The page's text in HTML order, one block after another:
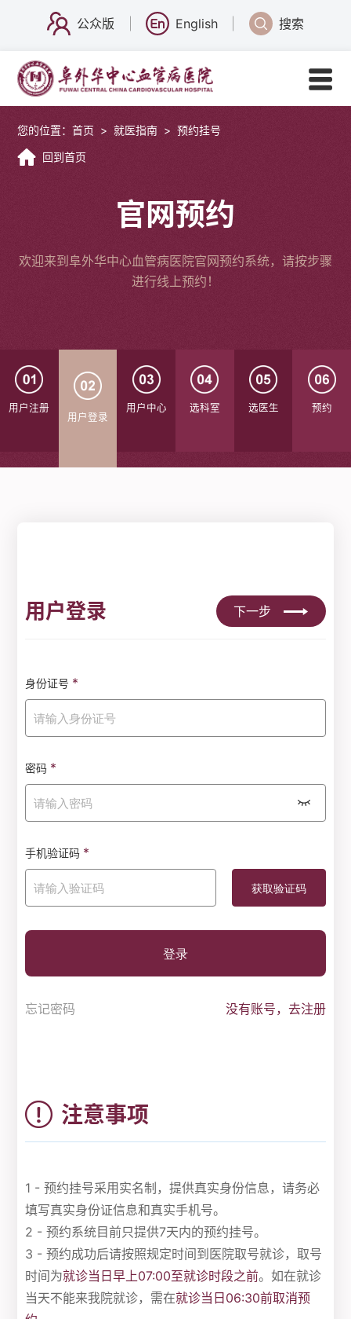
公众版 English 搜索
您的位置：首页 > 就医指南 > 预约挂号
回到首页
官网预约
欢迎来到阜外华中心血管病医院官网预约系统，请按步骤
进行线上预约！
用户注册
用户登录
用户中心 选科室 选医生 预约
用户登录 下一步
身份证号 *
密码 *
手机验证码 *
登录
忘记密码 没有账号，去注册
注意事项
1 - 预约挂号采用实名制，提供真实身份信息，请务必
填写真实身份证信息和真实手机号。
2 - 预约系统目前只提供7天内的预约挂号。
3 - 预约成功后请按照规定时间到医院取号就诊，取号
时间为就诊当日早上07:00至就诊时段之前。如在就诊
当天不能来我院就诊，需在就诊当日06:30前取消预